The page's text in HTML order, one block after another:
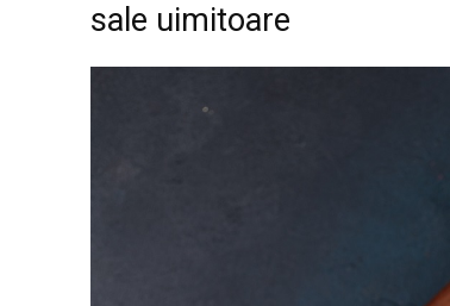
sale uimitoare